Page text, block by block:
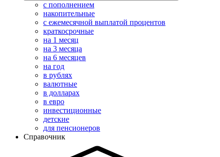
с пополнением
накопительные
с ежемесячной выплатой процентов
краткосрочные
на 1 месяц
на 3 месяца
на 6 месяцев
на год
в рублях
валютные
в долларах
в евро
инвестиционные
детские
для пенсионеров
Справочник